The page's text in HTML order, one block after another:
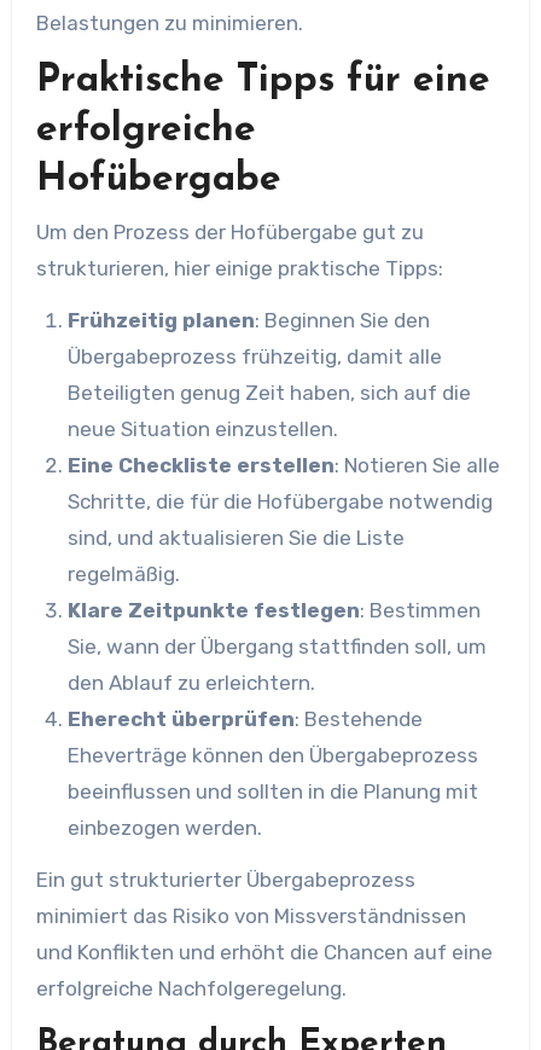
Belastungen zu minimieren.
Praktische Tipps für eine
erfolgreiche
Hofübergabe
Um den Prozess der Hofübergabe gut zu
strukturieren, hier einige praktische Tipps:
Frühzeitig planen: Beginnen Sie den
Übergabeprozess frühzeitig, damit alle
Beteiligten genug Zeit haben, sich auf die
neue Situation einzustellen.
Eine Checkliste erstellen: Notieren Sie alle
Schritte, die für die Hofübergabe notwendig
sind, und aktualisieren Sie die Liste
regelmäßig.
Klare Zeitpunkte festlegen: Bestimmen
Sie, wann der Übergang stattfinden soll, um
den Ablauf zu erleichtern.
Eherecht überprüfen: Bestehende
Eheverträge können den Übergabeprozess
beeinflussen und sollten in die Planung mit
einbezogen werden.
Ein gut strukturierter Übergabeprozess
minimiert das Risiko von Missverständnissen
und Konflikten und erhöht die Chancen auf eine
erfolgreiche Nachfolgeregelung.